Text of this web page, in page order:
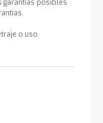
garantías posibles
o uso